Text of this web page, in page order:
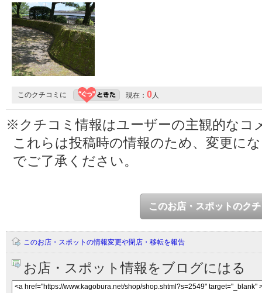
このクチコミに 現在： 0 人
※クチコミ情報はユーザーの主観的なコ
これらは投稿時の情報のため、変更に
でご了承ください。
このお店・スポットのク
このお店・スポットの情報変更や閉店・移転を報告
お店・スポット情報をブログにはる